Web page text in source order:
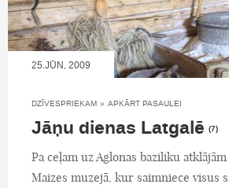
25.JŪN, 2009
DZĪVESPRIEKAM » APKĀRT PASAULEI
Jāņu dienas Latgalē (7)
Pa ceļam uz Aglonas baziliku
Maizes muzejā, kur saimniece visus